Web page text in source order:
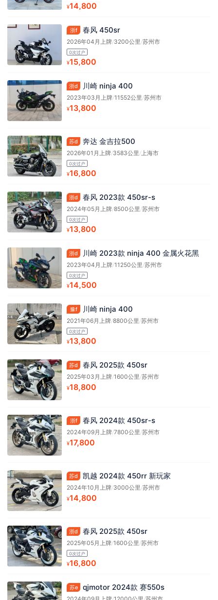
¥14,800
浙f 春风 450sr
2026年04月上牌/3200公里/苏州市
0次过户
¥15,800
浙d 川崎 ninja 400
2023年03月上牌/11552公里/苏州市
¥13,800
苏d 奔达 金吉拉500
2026年01月上牌/3583公里/上海市
0次过户
¥16,800
浙d 春风 2023款 450sr-s
2024年05月上牌/8500公里/苏州市
0次过户
¥13,800
浙d 川崎 2023款 ninja 400 金属火花黑
2023年04月上牌/11250公里/苏州市
0次过户
¥14,500
豫f 川崎 ninja 400
2021年06月上牌/8800公里/苏州市
0次过户
¥13,800
苏d 春风 2025款 450sr
2025年03月上牌/1600公里/苏州市
¥18,800
浙f 春风 2024款 450sr-s
2024年09月上牌/7800公里/苏州市
¥17,800
苏d 凯越 2024款 450rr 新玩家
2024年10月上牌/3000公里/苏州市
¥14,800
浙d 春风 2025款 450sr
2025年05月上牌/1600公里/苏州市
0次过户
¥16,800
苏e qjmotor 2024款 赛550s